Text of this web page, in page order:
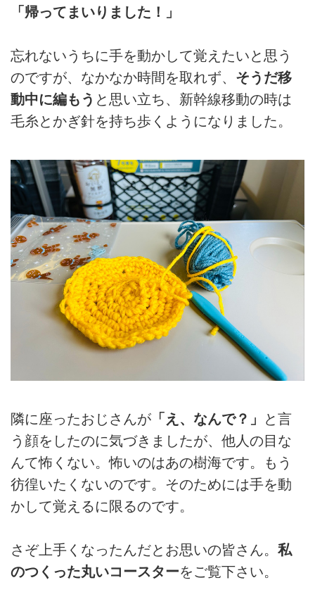
「帰ってまいりました！」
忘れないうちに手を動かして覚えたいと思う
のですが、なかなか時間を取れず、 そうだ移
動中に編もう と思い立ち、新幹線移動の時は
毛糸とかぎ針を持ち歩くようになりました。
隣に座ったおじさんが 「え、なんで？」
と言
う顔をしたのに気づきましたが、他人の目な
んて怖くない。怖いのはあの樹海です。もう
彷徨いたくないのです。そのためには手を動
かして覚えるに限るのです。
さぞ上手くなったんだとお思いの皆さん。 私
のつくった丸いコースターをご覧下さい。